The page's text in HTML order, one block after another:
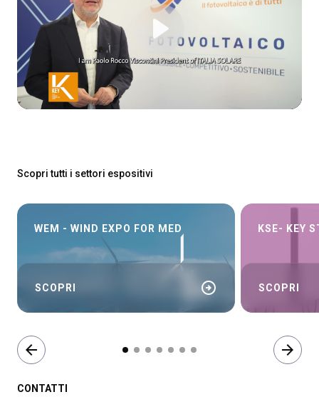
Play
Scopri tutti i settori espositivi
WEM - WIND EXPO FOR MED
SCOPRI arrow_circle_right
KSE- KEY
SCOPRI
arrow_back arrow_forward
CONTATTI